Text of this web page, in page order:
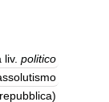
liv. politico